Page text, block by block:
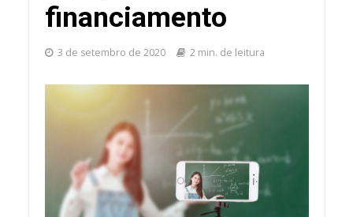
financiamento
3 de setembro de 2020 2 min. de leitura